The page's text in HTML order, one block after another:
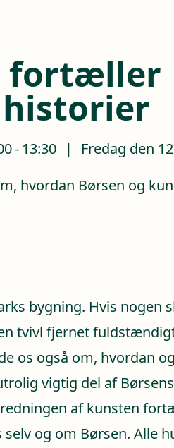
fortæller
historier
- 13:30 |
Fredag den
hvordan Børsen og
bygning. Hvis nogen
tvivl fjernet
os også om, hvordan
vigtig del af
af kunsten
og om Børsen. Alle